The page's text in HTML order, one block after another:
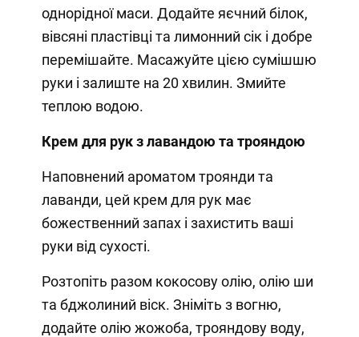
однорідної маси. Додайте яєчний білок,
вівсяні пластівці та лимонний сік і добре
перемішайте. Масажуйте цією сумішшю
руки і залиште на 20 хвилин. Змийте
теплою водою.
Крем для рук з лавандою та трояндою
Наповнений ароматом троянди та
лаванди, цей крем для рук має
божественний запах і захистить ваші
руки від сухості.
Розтопіть разом кокосову олію, олію ши
та бджолиний віск. Зніміть з вогню,
додайте олію жожоба, трояндову воду,